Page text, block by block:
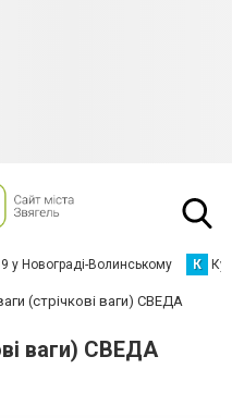
у Новограді-Волинському К
(стрічкові ваги) СВЕДА
ваги) СВЕДА